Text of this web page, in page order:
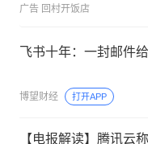
广告 回村开饭店
飞书十年：一封邮件
博望财经 打开APP
【电报解读】腾讯云